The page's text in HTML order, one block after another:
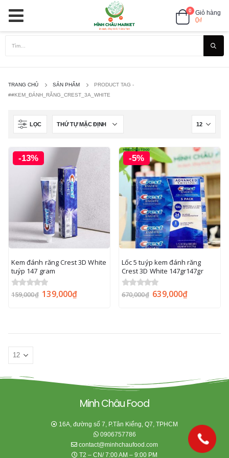
0 Giỏ hàng
0₫
TRANG CHỦ SẢN PHẨM
PRODUCT TAG -
##KEM_ĐÁNH_RĂNG_CREST_3A_WHITE
LỌC
-13%
Kem đánh răng Crest 3D White
tuýp 147 gram
0 out of 5
159,000₫ 139,000₫
-5%
Lốc 5 tuýp kem đánh răng
Crest 3D White 147gr147gr
0out of 5
670,000₫ 639,000₫
Minh Châu Food
16A, đường số 7, P.Tân Kiểng, Q7, TPHCM
0906757786
contact@minhchaufood.com
T2 – CN/ 7:00 AM – 9:00 PM